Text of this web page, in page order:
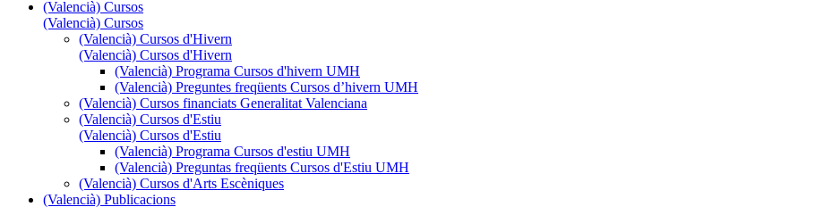
(Valencià) Cursos
(Valencià) Cursos
(Valencià) Cursos d'Hivern
(Valencià) Cursos d'Hivern
(Valencià) Programa Cursos d'hivern UMH
(Valencià) Preguntes freqüents Cursos d’hivern UMH
(Valencià) Cursos financiats Generalitat Valenciana
(Valencià) Cursos d'Estiu
(Valencià) Cursos d'Estiu
(Valencià) Programa Cursos d'estiu UMH
(Valencià) Preguntas freqüents Cursos d'Estiu UMH
(Valencià) Cursos d'Arts Escèniques
(Valencià) Publicacions